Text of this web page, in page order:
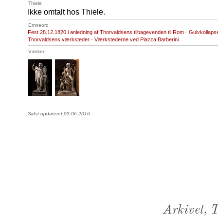
Thiele
Ikke omtalt hos Thiele.
Emneord
Fest 28.12.1820 i anledning af Thorvaldsens tilbagevenden til Rom ·
Thorvaldsens værksteder · Værkstederne ved Piazza Barberini
Værker
Sidst opdateret 03.06.2016
Arkivet,